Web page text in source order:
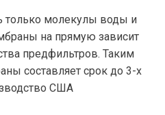
только молекулы воды и
на прямую зависит
предфильтров. Таким
составляет срок до 3-х
США